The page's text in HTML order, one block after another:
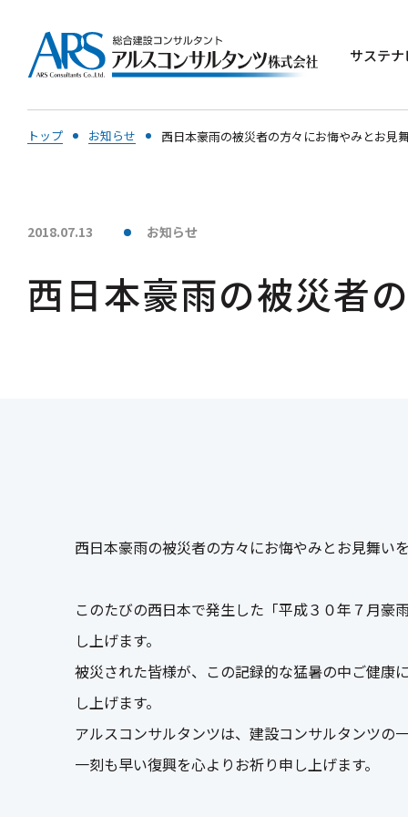
サステナ
トップ お知らせ 西日本豪雨の被災者の方々にお悔やみとお見
2018.07.13 お知らせ
西日本豪雨の被災者
西日本豪雨の被災者の方々にお悔やみとお見舞い
このたびの西日本で発生した「平成３０年７月
し上げます。
被災された皆様が、この記録的な猛暑の中ご健康
し上げます。
アルスコンサルタンツは、建設コンサルタンツの
一刻も早い復興を心よりお祈り申し上げます。